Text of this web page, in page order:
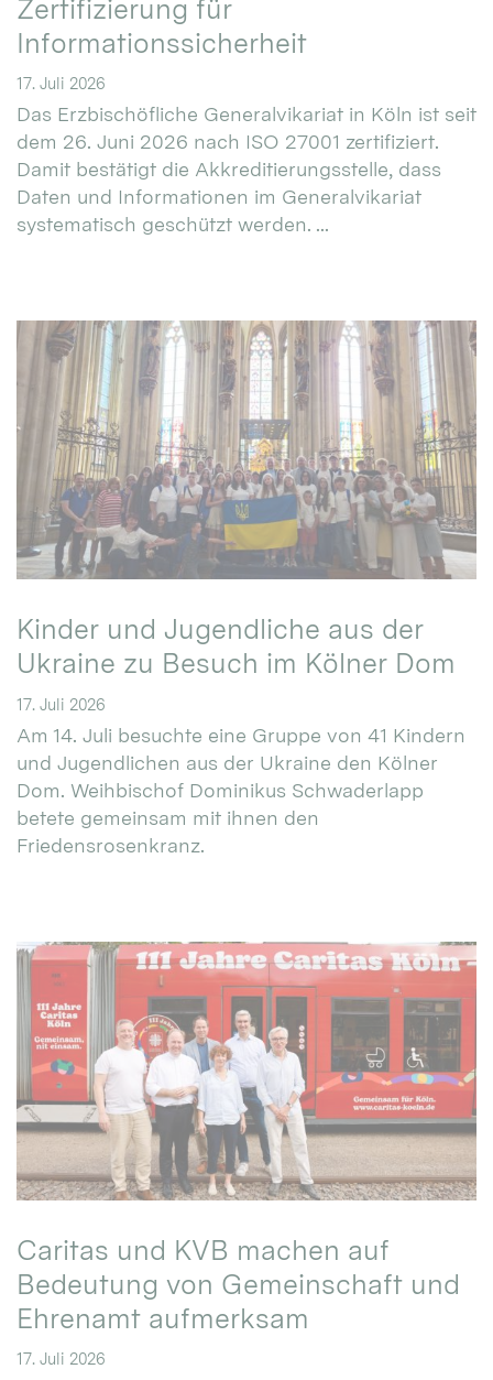
Zertifizierung für
Informationssicherheit
17. Juli 2026
Das Erzbischöfliche Generalvikariat in Köln ist seit
dem 26. Juni 2026 nach ISO 27001 zertifiziert.
Damit bestätigt die Akkreditierungsstelle, dass
Daten und Informationen im Generalvikariat
systematisch geschützt werden. ...
Kinder und Jugendliche aus der
Ukraine zu Besuch im Kölner Dom
17. Juli 2026
Am 14. Juli besuchte eine Gruppe von 41 Kindern
und Jugendlichen aus der Ukraine den Kölner
Dom. Weihbischof Dominikus Schwaderlapp
betete gemeinsam mit ihnen den
Friedensrosenkranz.
Caritas und KVB machen auf
Bedeutung von Gemeinschaft und
Ehrenamt aufmerksam
17. Juli 2026